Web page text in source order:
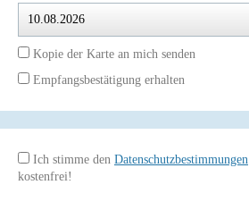
Kopie der Karte an mich senden
Empfangsbestätigung erhalten
Ich stimme den Datenschutzbestimmungen
kostenfrei!